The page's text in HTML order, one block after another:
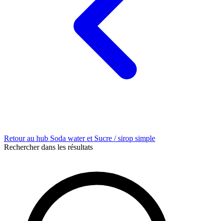
Retour au hub Soda water et Sucre / sirop simple
Rechercher dans les résultats